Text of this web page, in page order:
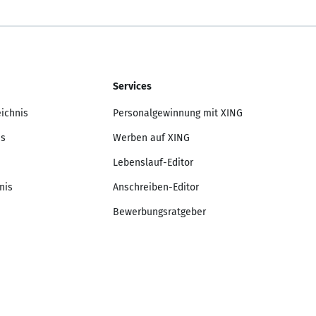
Services
Personalgewinnung mit XING
Werben auf XING
Lebenslauf-Editor
Anschreiben-Editor
Bewerbungsratgeber